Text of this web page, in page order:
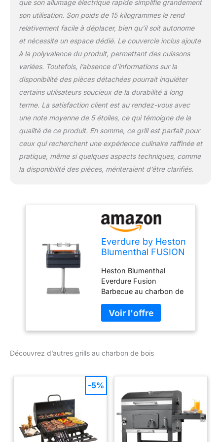
que son allumage électrique rapide simplifie grandement
son utilisation. Son poids de 15 kilogrammes le rend
relativement facile à déplacer, bien qu’il soit autonome
et nécessite un espace dédié. Le couvercle inclus ajoute
à la polyvalence du produit, permettant des cuissons
variées. Toutefois, l’absence d’informations sur la
disponibilité des pièces détachées pourrait inquiéter
certains utilisateurs soucieux de la durabilité à long
terme. La satisfaction client est au rendez-vous avec
une note moyenne de 5 étoiles, ce qui témoigne de la
qualité de ce produit. En somme, ce grill est parfait pour
ceux qui recherchent une expérience culinaire raffinée et
pratique, même si quelques aspects techniques, comme
la disponibilité des pièces, mériteraient d’être clarifiés.
Everdure by Heston
Blumenthal FUSION
de couvercle au
charbon de bois de
74 cm, avec
système de
rôtissoire intégré
breveté et allumage
électrique rapide
Heston Blumenthal
Everdure Fusion
Barbecue au charbon de
et allumage automatique
au charbon Grille de
cuisson Vert
Découvrez d’autres grills au charbon de bois
-5%